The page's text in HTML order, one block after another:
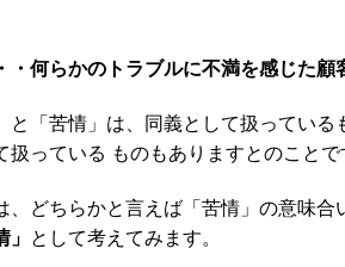
・何らかのトラブルに不満を感じた顧
と「苦情」は、同義として扱ってい
扱っている ものもありますとのことで
、どちらかと言えば「苦情」の意味合
として考えてみます。